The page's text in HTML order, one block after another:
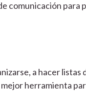
comunicación para
a hacer
mejor herramienta